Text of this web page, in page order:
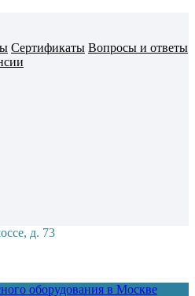
Сертификаты Вопросы и ответы
д. 73